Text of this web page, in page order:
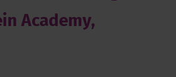
Academy,